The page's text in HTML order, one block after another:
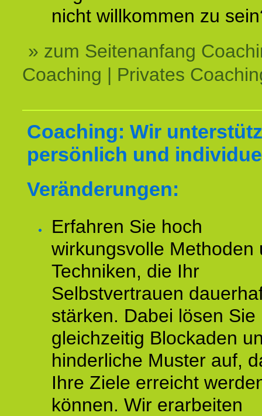
nicht willkommen zu
» zum Seitenanfang
Coaching | Privates
Coaching: Wir
persönlich und
Veränderungen:
Erfahren Sie hoch
wirkungsvolle Methoden
Techniken, die Ihr
Selbstvertrauen
stärken. Dabei lösen Sie
gleichzeitig Blockaden
hinderliche Muster auf,
Ihre Ziele erreicht
können. Wir erarbeiten